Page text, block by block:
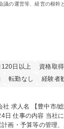
の運営等、経営の根幹
日以上
資格取
転勤なし 経験者
食補助あり 食事補
迎！/
務、人材
画・予算等の管理